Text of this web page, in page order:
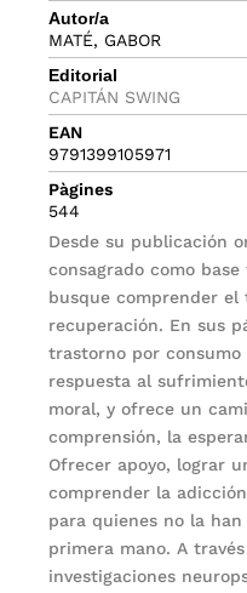
Autor/a
MATÉ, GABOR
Editorial
CAPITÁN SWING
EAN
9791399105971
Pàgines
544
Desde su publicación
consagrado como
busque comprender
recuperación. En sus
trastorno por
respuesta al
moral, y ofrece un
comprensión, la
Ofrecer apoyo, lograr
comprender la
para quienes no la
primera mano. A
investigaciones